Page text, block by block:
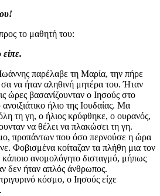
το μαθητή του:
παρέλαβε τη Μαρία, την πήρε
σα να ήταν αληθινή μητέρα του. Ήταν
ώρες βασανίζουνταν ο Ιησούς στο
ήλιο της Ιουδαίας. Μα
τη γη, ο ήλιος κρύφθηκε, ο ουρανός,
να θέλει να πλακώσει τη γη.
προπάντων που όσο περνούσε η ώρα
Φοβισμένα κοίταζαν τα πλήθη μια τον
ανομολόγητο δισταγμό, μήπως
δεν ήταν απλός άνθρωπος.
κόσμο, ο Ιησούς είχε